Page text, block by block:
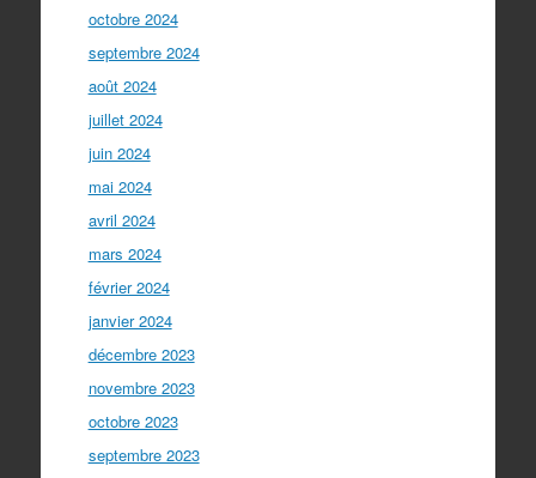
octobre 2024
septembre 2024
août 2024
juillet 2024
juin 2024
mai 2024
avril 2024
mars 2024
février 2024
janvier 2024
décembre 2023
novembre 2023
octobre 2023
septembre 2023